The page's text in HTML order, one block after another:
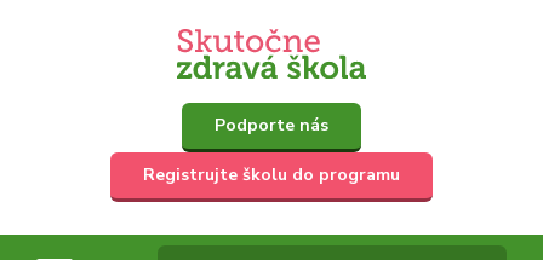
Podporte nás
Registrujte školu do programu